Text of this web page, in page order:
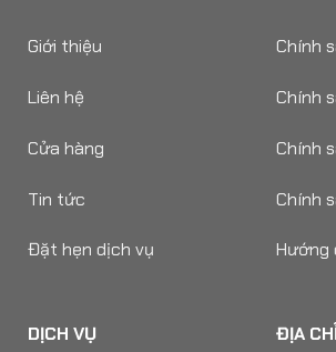
Giới thiệu
Liên hệ
Cửa hàng
Tin tức
Đặt hẹn dịch vụ
Chính
Chính
Chính
Chính
Hướng
DỊCH VỤ ĐỊA